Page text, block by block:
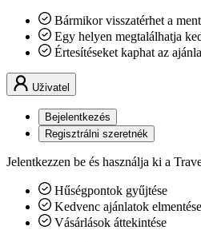
Bármikor visszatérhet a
Egy helyen megtalálhatja
Értesítéseket kaphat az
Uživatel
Bejelentkezés
Regisztrálni szeretnék
Jelentkezzen be és használja ki a
Hűségpontok gyűjtése
Kedvenc ajánlatok elmentése
Vásárlások áttekintése
Ez a weboldal
Ez a weboldal sütiket
felhasználói élmény
az összes süti
szabályzatunknak